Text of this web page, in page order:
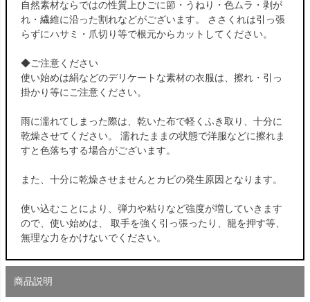
自然素材ならではの性質上ひごに節・うねり・色ムラ・剥が
れ・繊維に沿った割れなどがございます。 ささくれは引っ張
らずにハサミ・爪切り等で根元からカットしてください。
◆ご注意ください
使い始めは絹などのデリケートな素材の衣服は、擦れ・引っ
掛かり等にご注意ください。
雨に濡れてしまった際は、乾いた布で軽くふき取り、十分に
乾燥させてください。 濡れたままの状態で洋服などに擦れま
すと色落ちする場合がございます。
また、十分に乾燥させませんとカビの発生原因となります。
使い込むことにより、弾力や粘りなど強度が増していきます
ので、使い始めは、 取手を強く引っ張ったり、籠を押す等、
無理な力をかけないでください。
商品説明